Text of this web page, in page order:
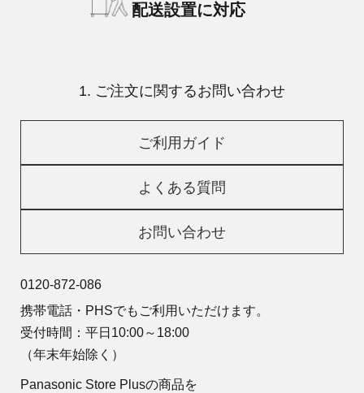
配送設置に対応
1. ご注文に関するお問い合わせ
ご利用ガイド
よくある質問
お問い合わせ
0120-872-086
携帯電話・PHSでもご利用いただけます。
受付時間：平日10:00～18:00
（年末年始除く）
Panasonic Store Plusの商品を